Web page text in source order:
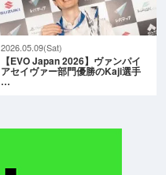
2026.05.09(Sat)
【EVO Japan 2026】ヴァンパイ
アセイヴァー部門優勝のKaji選手
…